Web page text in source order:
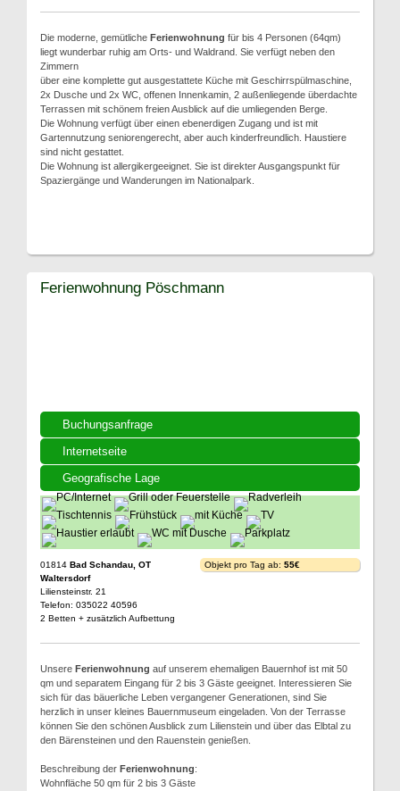
Die moderne, gemütliche Ferienwohnung für bis 4 Personen (64qm)
liegt wunderbar ruhig am Orts- und Waldrand. Sie verfügt neben den
Zimmern
über eine komplette gut ausgestattete Küche mit Geschirrspülmaschine,
2x Dusche und 2x WC, offenen Innenkamin, 2 außenliegende überdachte
Terrassen mit schönem freien Ausblick auf die umliegenden Berge.
Die Wohnung verfügt über einen ebenerdigen Zugang und ist mit
Gartennutzung seniorengerecht, aber auch kinderfreundlich. Haustiere
sind nicht gestattet.
Die Wohnung ist allergikergeeignet. Sie ist direkter Ausgangspunkt für
Spaziergänge und Wanderungen im Nationalpark.
Buchungsanfrage
Internetseite
Geografische Lage
Ferienwohnung Pöschmann
01814 Bad Schandau, OT
Waltersdorf
Liliensteinstr. 21
Telefon: 035022 40596
2 Betten + zusätzlich Aufbettung
Objekt pro Tag ab: 55€
Unsere Ferienwohnung auf unserem ehemaligen Bauernhof ist mit 50
qm und separatem Eingang für 2 bis 3 Gäste geeignet. Interessieren Sie
sich für das bäuerliche Leben vergangener Generationen, sind Sie
herzlich in unser kleines Bauernmuseum eingeladen. Von der Terrasse
können Sie den schönen Ausblick zum Lilienstein und über das Elbtal zu
den Bärensteinen und den Rauenstein genießen.
Beschreibung der Ferienwohnung:
Wohnfläche 50 qm für 2 bis 3 Gäste